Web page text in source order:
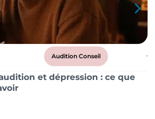
Audition Conseil
et dépression : ce que